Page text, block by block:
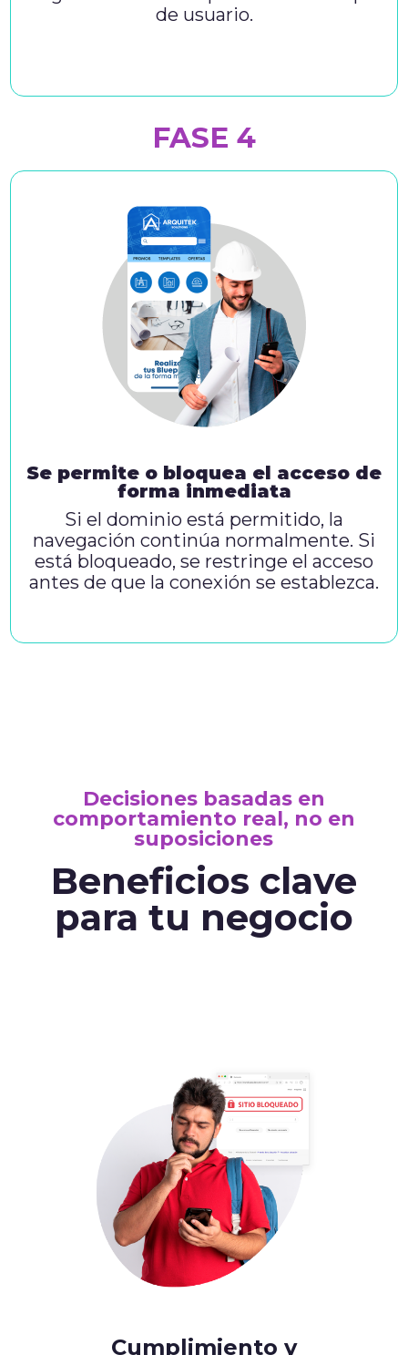
de usuario.
FASE 4
Se permite o bloquea el acceso de
forma inmediata
Si el dominio está permitido, la
navegación continúa normalmente. Si
está bloqueado, se restringe el acceso
antes de que la conexión se establezca.
Decisiones basadas en
comportamiento real, no en
suposiciones
Beneficios clave
para tu negocio
Cumplimiento y